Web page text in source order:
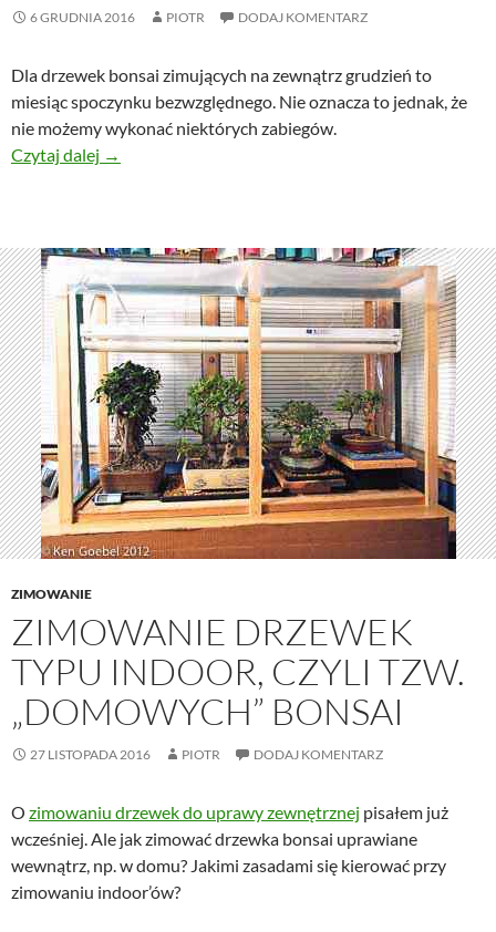
6 GRUDNIA 2016 PIOTR DODAJ KOMENTARZ
Dla drzewek bonsai zimujących na zewnątrz grudzień to
miesiąc spoczynku bezwzględnego. Nie oznacza to jednak, że
nie możemy wykonać niektórych zabiegów.
Czytaj dalej Pielęgnacja bonsai w grudniu
→
ZIMOWANIE
ZIMOWANIE DRZEWEK
TYPU INDOOR, CZYLI TZW.
„DOMOWYCH” BONSAI
27 LISTOPADA 2016 PIOTR DODAJ KOMENTARZ
O zimowaniu drzewek do uprawy zewnętrznej pisałem już
wcześniej. Ale jak zimować drzewka bonsai uprawiane
wewnątrz, np. w domu? Jakimi zasadami się kierować przy
zimowaniu indoor’ów?